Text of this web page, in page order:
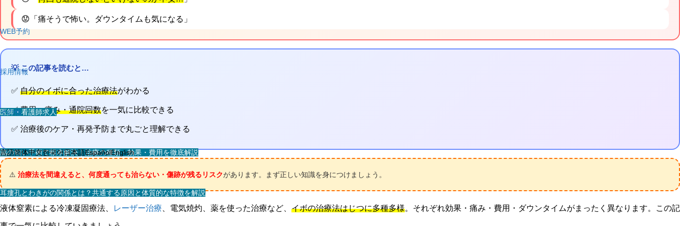
WEB予約
採用情報
医師・看護師求人
スタッフ求人
その他
脇の匂い手術で根本解決｜治療の種類・効果・費用を徹底解説
耳瘻孔とわきがの関係とは？共通する原因と体質的な特徴を解説
言語简体中文한국어日本語EspañolEnglish
😟「痛そうで怖い。ダウンタイムも気になる」
💡 この記事を読むと…
✅ 自分のイボに合った治療法がわかる
✅費用・痛み・通院回数を一気に比較できる
✅ 治療後のケア・再発予防まで丸ごと理解できる
⚠️ 治療法を間違えると、何度通っても治らない・傷跡が残るリスクがあります。まず正しい知識を身につけましょう。
液体窒素による冷凍凝固療法、 レーザー治療 、電気焼灼、薬を使った治療など、 イボの治療法はじつに多種多様。それぞれ効果・痛み・費用・ダウンタイムがまったく異なります。この記